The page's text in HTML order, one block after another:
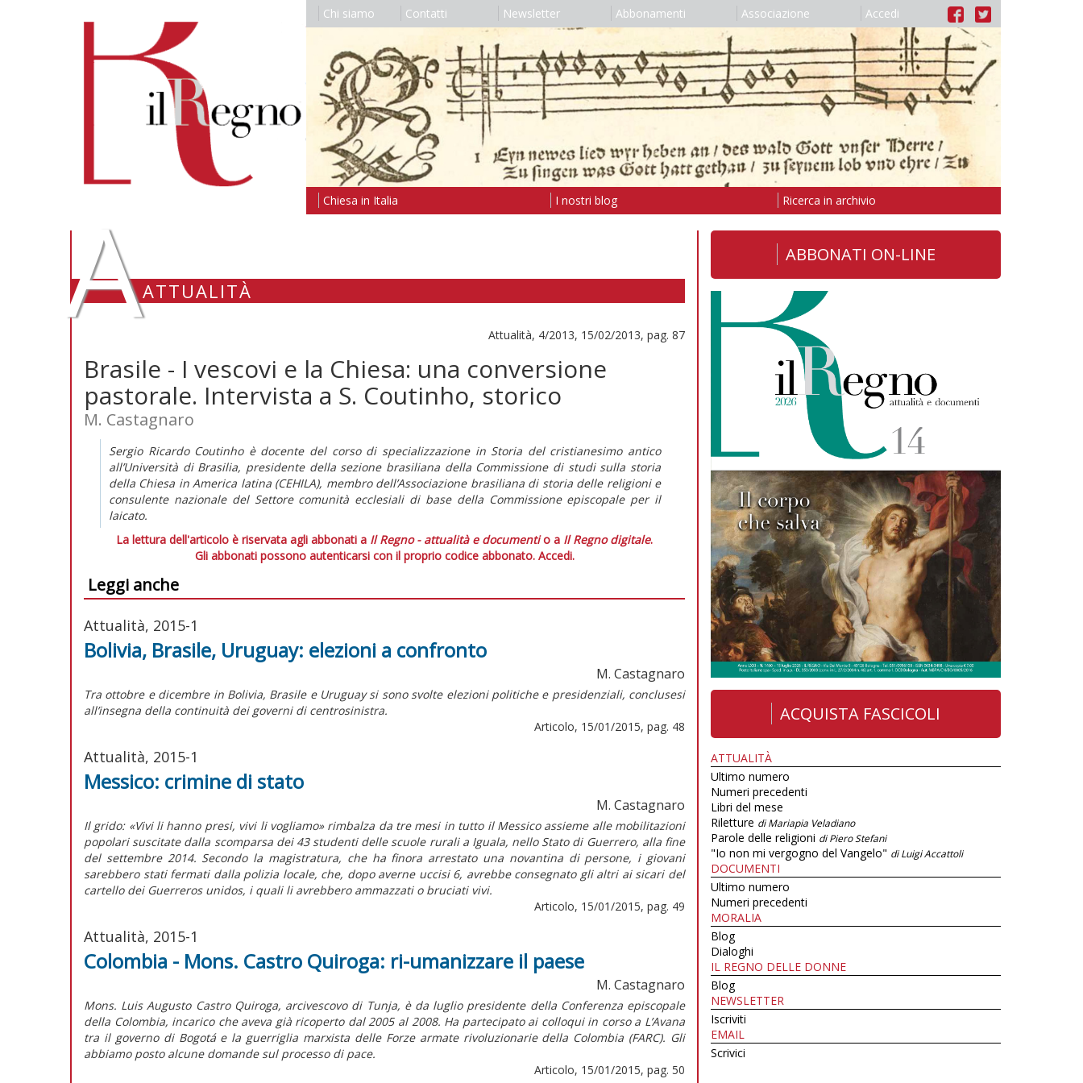
Chi siamo Contatti Newsletter Abbonamenti Associazione Accedi
Chiesa in Italia I nostri blog Ricerca in archivio
AATTUALITÀ
Attualità, 4/2013, 15/02/2013, pag. 87
Brasile - I vescovi e la Chiesa: una conversione
pastorale. Intervista a S. Coutinho, storico
M. Castagnaro
Sergio Ricardo Coutinho è docente del corso di specializzazione in Storia del cristianesimo antico
all’Università di Brasilia, presidente della sezione brasiliana della Commissione di studi sulla storia
della Chiesa in America latina (CEHILA), membro dell’Associazione brasiliana di storia delle religioni e
consulente nazionale del Settore comunità ecclesiali di base della Commissione episcopale per il
laicato.
La lettura dell'articolo è riservata agli abbonati a Il Regno - attualità e documentio a Il Regno digitale.
Gli abbonati possono autenticarsi con il proprio codice abbonato. Accedi.
Leggi anche
Attualità, 2015-1
Bolivia, Brasile, Uruguay: elezioni a confronto
M. Castagnaro
Tra ottobre e dicembre in Bolivia, Brasile e Uruguay si sono svolte elezioni politiche e presidenziali, conclusesi
all’insegna della continuità dei governi di centrosinistra.
Articolo, 15/01/2015, pag. 48
Attualità, 2015-1
Messico: crimine di stato
M. Castagnaro
Il grido: «Vivi li hanno presi, vivi li vogliamo» rimbalza da tre mesi in tutto il Messico assieme alle mobilitazioni
popolari suscitate dalla scomparsa dei 43 studenti delle scuole rurali a Iguala, nello Stato di Guerrero, alla fine
del settembre 2014. Secondo la magistratura, che ha finora arrestato una novantina di persone, i giovani
sarebbero stati fermati dalla polizia locale, che, dopo averne uccisi 6, avrebbe consegnato gli altri ai sicari del
cartello dei Guerreros unidos, i quali li avrebbero ammazzati o bruciati vivi.
Articolo, 15/01/2015, pag. 49
Attualità, 2015-1
Colombia - Mons. Castro Quiroga: ri-umanizzare il paese
M. Castagnaro
Mons. Luis Augusto Castro Quiroga, arcivescovo di Tunja, è da luglio presidente della Conferenza episcopale
della Colombia, incarico che aveva già ricoperto dal 2005 al 2008. Ha partecipato ai colloqui in corso a L’Avana
tra il governo di Bogotá e la guerriglia marxista delle Forze armate rivoluzionarie della Colombia (FARC). Gli
abbiamo posto alcune domande sul processo di pace.
Articolo, 15/01/2015, pag. 50
ABBONATI ON-LINE
ACQUISTA FASCICOLI
ATTUALITÀ
Ultimo numero
Numeri precedenti
Libri del mese
Riletture di Mariapia Veladiano
Parole delle religioni di Piero Stefani
"Io non mi vergogno del Vangelo" di Luigi Accattoli
DOCUMENTI
Ultimo numero
Numeri precedenti
MORALIA
Blog
Dialoghi
IL REGNO DELLE DONNE
Blog
NEWSLETTER
Iscriviti
EMAIL
Scrivici